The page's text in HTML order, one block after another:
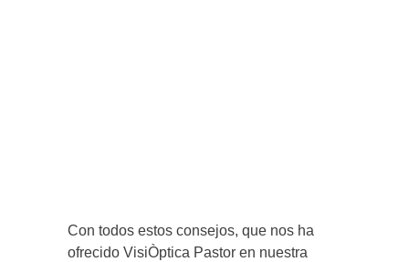
Con todos estos consejos, que nos ha
ofrecido VisiÒptica Pastor en nuestra